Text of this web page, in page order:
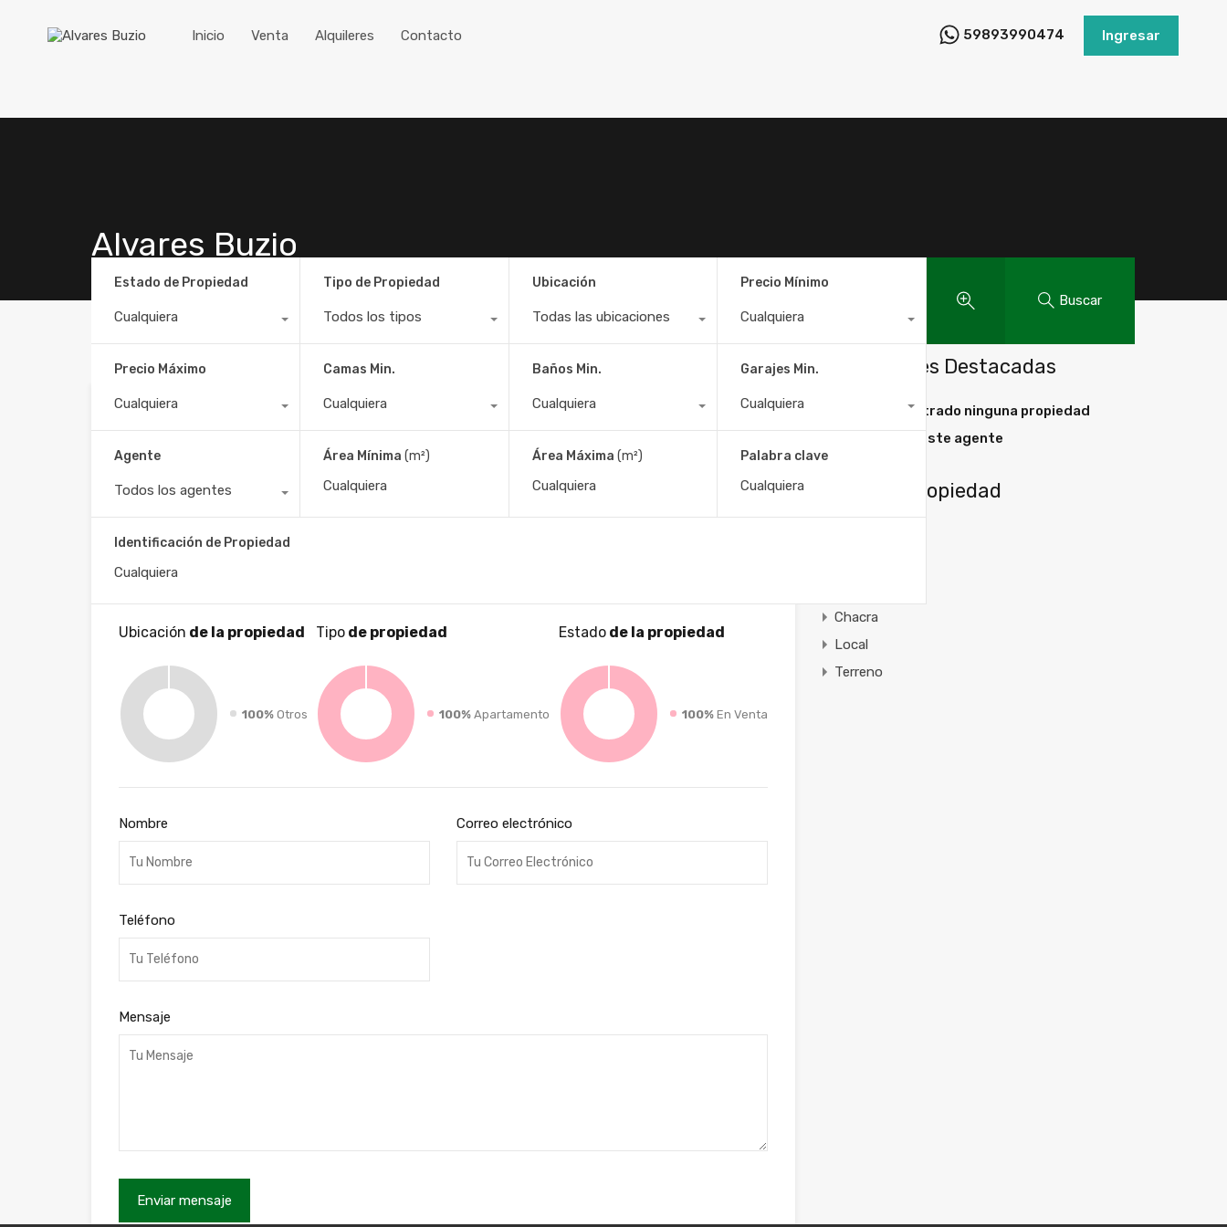
Inicio Venta Alquileres Contacto 59893990474 Ingresar
Alvares Buzio
Estado de Propiedad
Cualquiera
Tipo de Propiedad
Todos los tipos
Ubicación
Todas las ubicaciones
Precio Mínimo
Cualquiera
Precio Máximo
Cualquiera
Camas Min.
Cualquiera
Baños Min.
Cualquiera
Garajes Min.
Cualquiera
Agente
Todos los agentes
Área Mínima (m²) Área Máxima (m²) Palabra clave
Identificación de Propiedad
Buscar
Alvares Buzio
Propiedad Listada
Móvil :+59893990474 WhatsApp :59893990474 Correo electrónico : info@alvaresbuzio.uy
Progress & Stats
Ubicación de la propiedad
100% Otros
Tipo de propiedad
100% Apartamento
Estadode la propiedad
100%En Venta
Nombre Correo electrónico
Teléfono
Mensaje
Propiedades Destacadas
No se ha encontrado ninguna propiedad
destacada en este agente
Tipos de Propiedad
Chacra
Local
Terreno